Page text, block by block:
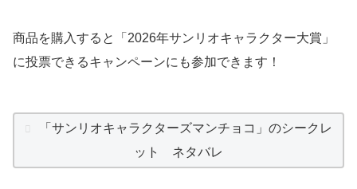
商品を購入すると「2026年サンリオキャラクター大賞」
に投票できるキャンペーンにも参加できます！
「サンリオキャラクターズマンチョコ」のシークレ
ット ネタバレ